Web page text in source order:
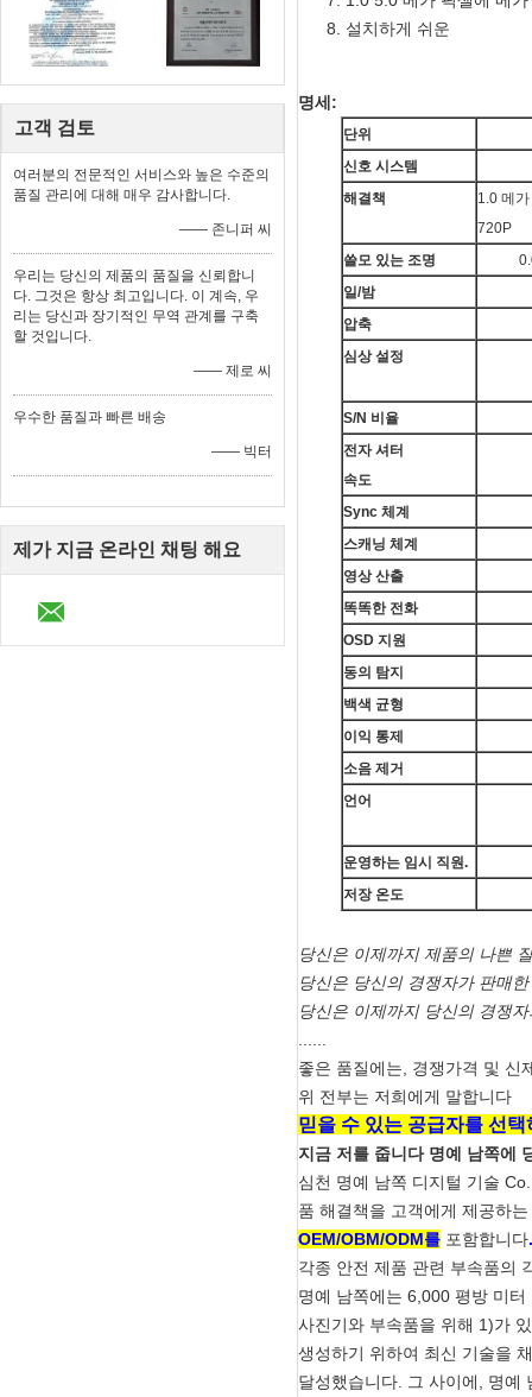
고객 검토
여러분의 전문적인 서비스와 높은 수준의
품질 관리에 대해 매우 감사합니다.
—— 존니퍼 씨
우리는 당신의 제품의 품질을 신뢰합니
다. 그것은 항상 최고입니다. 이 계속, 우
리는 당신과 장기적인 무역 관계를 구축
할 것입니다.
—— 제로 씨
우수한 품질과 빠른 배송
—— 빅터
제가 지금 온라인 채팅 해요
설치하게 쉬운
명세:
단위
신호 시스템
해결책
1.0 메
720P
쓸모 있는 조명
일/밤
압축
심상 설정
S/N 비율
전자 셔터
속도
Sync 체계
스캐닝 체계
영상 산출
똑똑한 전화
OSD 지원
동의 탐지
백색 균형
이익 통제
소음 제거
언어
운영하는 임시 직원.
저장 온도
당신은 이제까지 제품의 나쁜
당신은 당신의 경쟁자가 판매
당신은 이제까지 당신의 경쟁
......
좋은 품질에는, 경쟁가격 및 신
위 전부는 저희에게 말합니다
믿을 수 있는 공급자를 선
지금 저를 줍니다 명예 남쪽에
심천 명예 남쪽 디지털 기술
품 해결책을 고객에게 제공하
OEM/OBM/ODM를 포함합니다.
각종 안전 제품 관련 부속품의
명예 남쪽에는 6,000 평방 미
사진기와 부속품을 위해 1)가
생성하기 위하여 최신 기술을
달성했습니다. 그 사이에, 명예